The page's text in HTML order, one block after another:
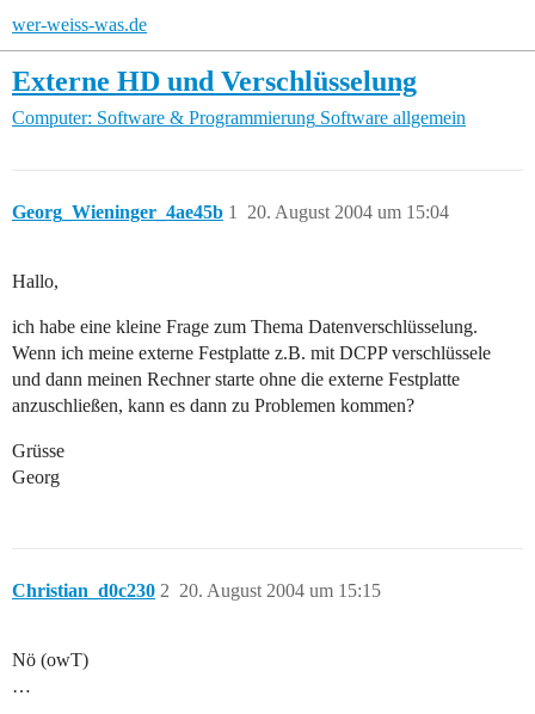
wer-weiss-was.de
Externe HD und Verschlüsselung
Computer: Software & Programmierung Software allgemein
Georg_Wieninger_4ae45b 20. August 2004 um 15:04
1
Hallo,
ich habe eine kleine Frage zum Thema Datenverschlüsselung.
Wenn ich meine externe Festplatte z.B. mit DCPP verschlüssele
und dann meinen Rechner starte ohne die externe Festplatte
anzuschließen, kann es dann zu Problemen kommen?
Grüsse
Georg
Christian_d0c230 20. August 2004 um 15:15
2
Nö (owT)
…